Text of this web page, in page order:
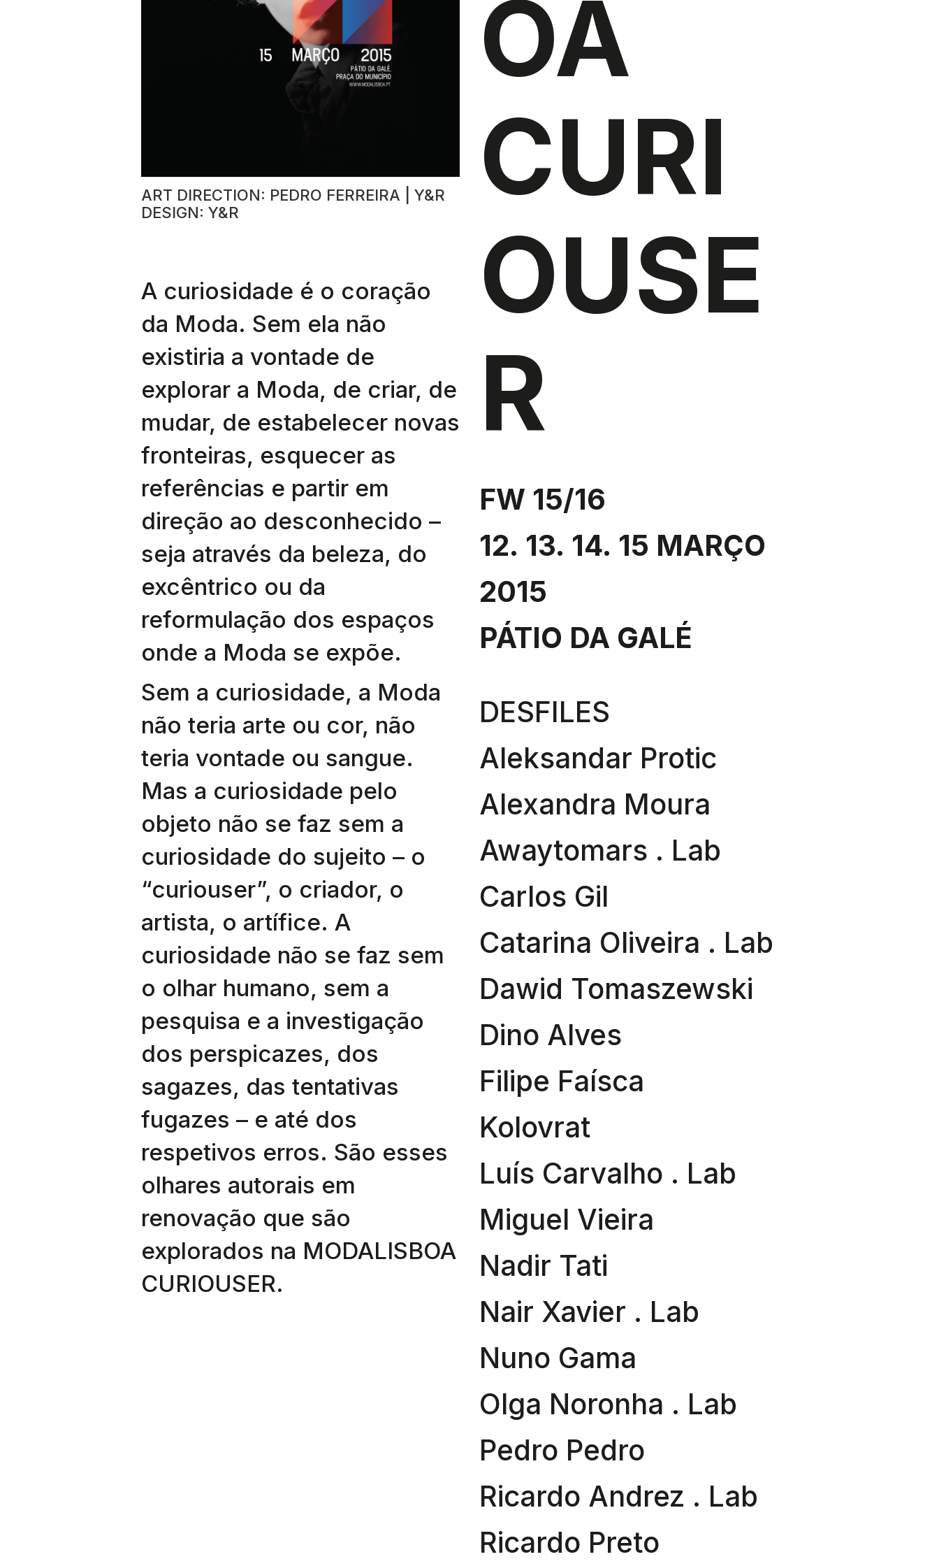
ART DIRECTION: PEDRO FERREIRA | Y&R
DESIGN: Y&R
A curiosidade é o coração
da Moda. Sem ela não
existiria a vontade de
explorar a Moda, de criar, de
mudar, de estabelecer novas
fronteiras, esquecer as
referências e partir em
direção ao desconhecido –
seja através da beleza, do
excêntrico ou da
reformulação dos espaços
onde a Moda se expõe.
Sem a curiosidade, a Moda
não teria arte ou cor, não
teria vontade ou sangue.
Mas a curiosidade pelo
objeto não se faz sem a
curiosidade do sujeito – o
“curiouser”, o criador, o
artista, o artífice. A
curiosidade não se faz sem
o olhar humano, sem a
pesquisa e a investigação
dos perspicazes, dos
sagazes, das tentativas
fugazes – e até dos
respetivos erros. São esses
olhares autorais em
renovação que são
explorados na MODALISBOA
CURIOUSER.
OA
CURI
OUSE
R
FW 15/16
12. 13. 14. 15 MARÇO
2015
PÁTIO DA GALÉ
DESFILES
Aleksandar Protic
Alexandra Moura
Awaytomars . Lab
Carlos Gil
Catarina Oliveira . Lab
Dawid Tomaszewski
Dino Alves
Filipe Faísca
Kolovrat
Luís Carvalho . Lab
Miguel Vieira
Nadir Tati
Nair Xavier . Lab
Nuno Gama
Olga Noronha . Lab
Pedro Pedro
Ricardo Andrez . Lab
Ricardo Preto